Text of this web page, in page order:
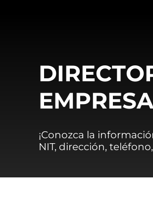
¡Conozca la
NIT, dirección,